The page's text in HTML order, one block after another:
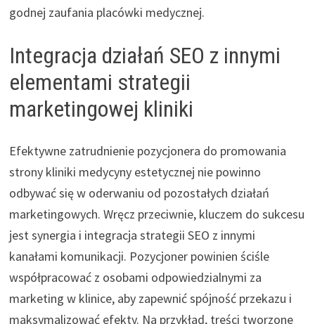
godnej zaufania placówki medycznej.
Integracja działań SEO z innymi
elementami strategii
marketingowej kliniki
Efektywne zatrudnienie pozycjonera do promowania
strony kliniki medycyny estetycznej nie powinno
odbywać się w oderwaniu od pozostałych działań
marketingowych. Wręcz przeciwnie, kluczem do sukcesu
jest synergia i integracja strategii SEO z innymi
kanałami komunikacji. Pozycjoner powinien ściśle
współpracować z osobami odpowiedzialnymi za
marketing w klinice, aby zapewnić spójność przekazu i
maksymalizować efekty. Na przykład, treści tworzone